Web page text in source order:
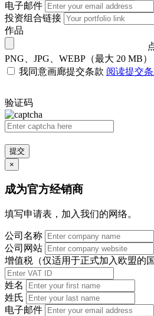
电子邮件
投资组合链接
作品
PNG、JPG、WEBP（最大 20 MB）
我同意画廊提交条款 阅读提交
验证码
提交
×
成为官方经销商
填写申请表，加入我们的网络。
公司名称
公司网站
增值税（仅适用于正式加入欧盟的国
姓名
姓氏
电子邮件